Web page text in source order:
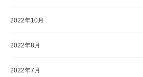
2022年10月
2022年8月
2022年7月